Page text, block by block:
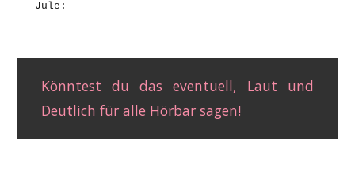
Jule:
Könntest du das eventuell, Laut und
Deutlich für alle Hörbar sagen!